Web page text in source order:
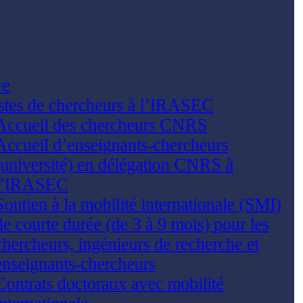
de chercheurs à l’IRASEC
des chercheurs CNRS
d’enseignants-chercheurs
en délégation CNRS à
à la mobilité internationale (SMI)
courte durée (de 3 à 9 mois) pour les
ingénieurs de recherche et
chercheurs
doctoraux avec mobilité